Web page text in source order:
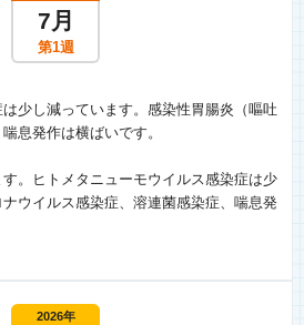
7月
第1週
少し減っています。感染性胃腸炎（嘔吐
息発作は横ばいです。
。ヒトメタニューモウイルス感染症は少
ウイルス感染症、溶連菌感染症、喘息発
2026年